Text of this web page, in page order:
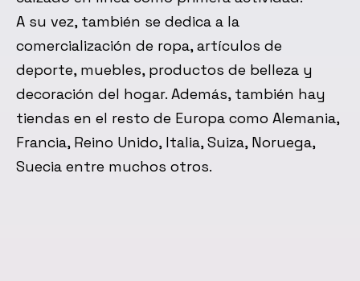
A su vez, también se dedica a la
comercialización de ropa, artículos de
deporte, muebles, productos de belleza y
decoración del hogar. Además, también hay
tiendas en el resto de Europa como Alemania,
Francia, Reino Unido, Italia, Suiza, Noruega,
Suecia entre muchos otros.